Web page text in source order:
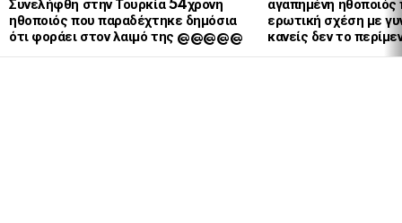
Συνελήφθη στην Τουρκία 54χρονη
ηθοποιός που παραδέχτηκε δημόσια
ότι φοράει στον λαιμό της @@@@@
αγαπημένη
ερωτική σχέση με
κανείς δεν το